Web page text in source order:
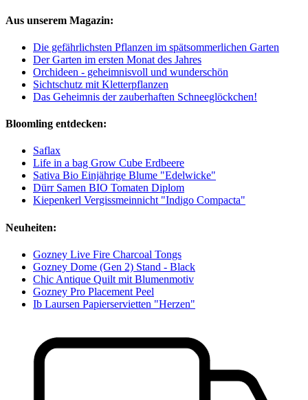
Aus unserem Magazin:
Die gefährlichsten Pflanzen im spätsommerlichen Garten
Der Garten im ersten Monat des Jahres
Orchideen - geheimnisvoll und wunderschön
Sichtschutz mit Kletterpflanzen
Das Geheimnis der zauberhaften Schneeglöckchen!
Bloomling entdecken:
Saflax
Life in a bag Grow Cube Erdbeere
Sativa Bio Einjährige Blume "Edelwicke"
Dürr Samen BIO Tomaten Diplom
Kiepenkerl Vergissmeinnicht "Indigo Compacta"
Neuheiten:
Gozney Live Fire Charcoal Tongs
Gozney Dome (Gen 2) Stand - Black
Chic Antique Quilt mit Blumenmotiv
Gozney Pro Placement Peel
Ib Laursen Papierservietten "Herzen"